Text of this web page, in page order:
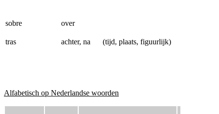
sobre over
tras achter, na (tijd, plaats, figuurlijk)
Alfabetisch op Nederlandse woorden